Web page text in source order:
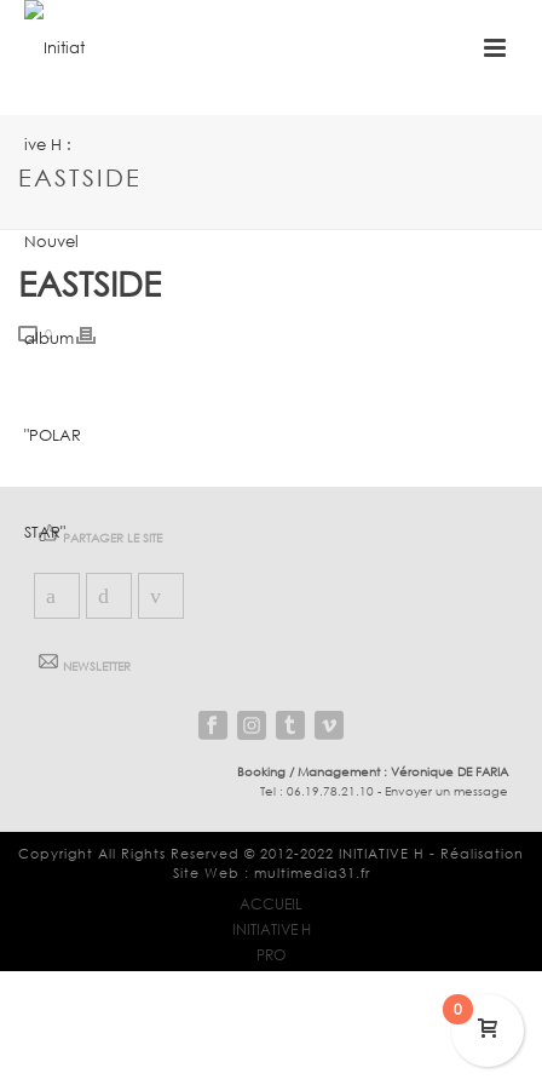
EASTSIDE
EASTSIDE
0
PARTAGER LE SITE
NEWSLETTER
Booking / Management : Véronique DE FARIA
Tel : 06.19.78.21.10- Envoyer un message
Copyright All Rights Reserved © 2012-2022 INITIATIVE H - Réalisation
Site Web : multimedia31.fr
ACCUEIL
INITIATIVE H
PRO
0